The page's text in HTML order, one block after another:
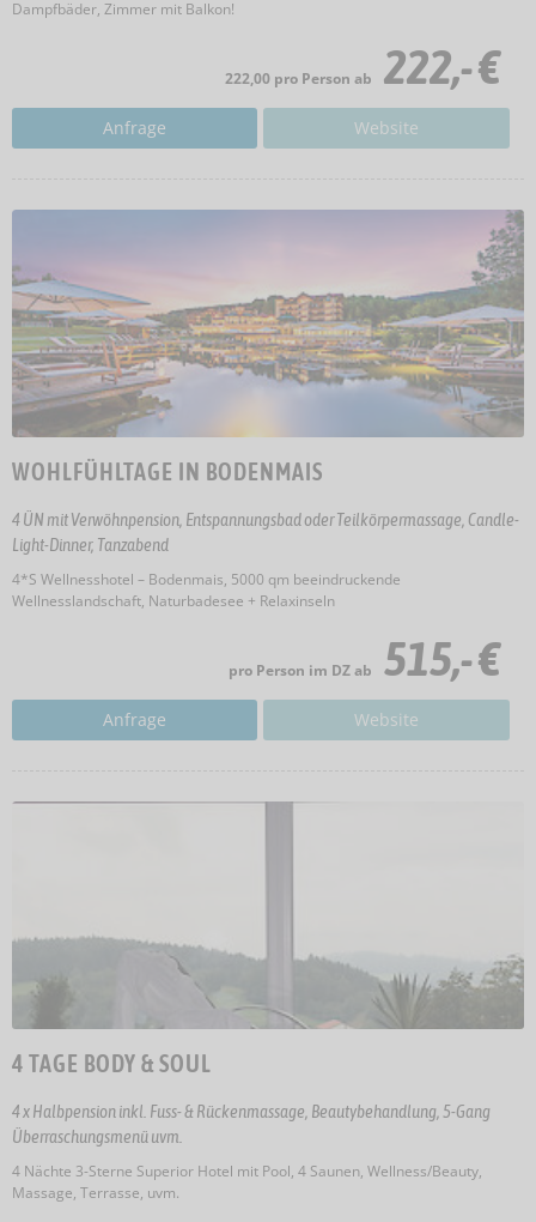
Dampfbäder, Zimmer mit Balkon!
222,00 pro Person ab 222,- €
Anfrage Website
WOHLFÜHLTAGE IN BODENMAIS
4 ÜN mit Verwöhnpension, Entspannungsbad oder Teilkörpermassage, Candle-
Light-Dinner, Tanzabend
4*S Wellnesshotel – Bodenmais, 5000 qm beeindruckende
Wellnesslandschaft, Naturbadesee + Relaxinseln
pro Person im DZ ab 515,- €
Anfrage Website
4 TAGE BODY & SOUL
4 x Halbpension inkl. Fuss- & Rückenmassage, Beautybehandlung, 5-Gang
Überraschungsmenü uvm.
4 Nächte 3-Sterne Superior Hotel mit Pool, 4 Saunen, Wellness/Beauty,
Massage, Terrasse, uvm.